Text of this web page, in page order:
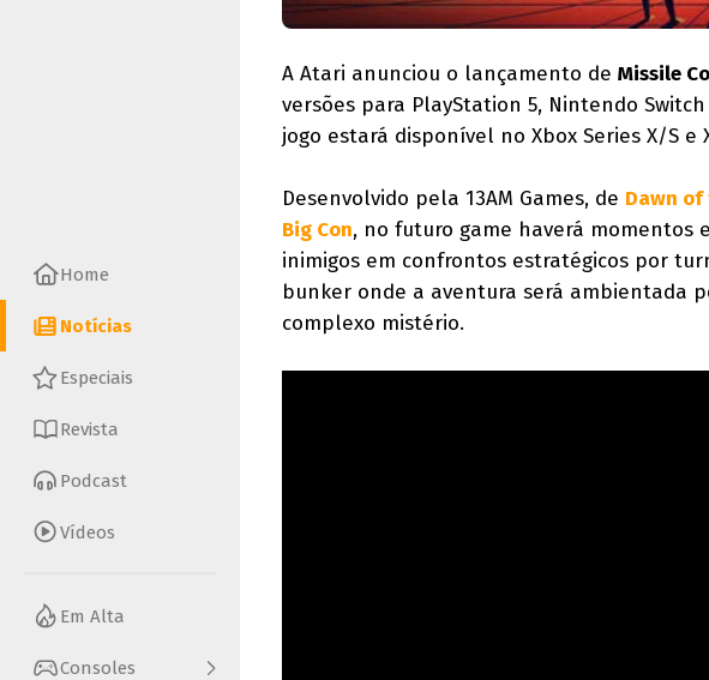
Home
Notícias
Especiais
Revista
Podcast
Vídeos
Em Alta
Consoles
A Atari anunciou o lançamento de Missile
versões para PlayStation 5, Nintendo Switch
jogo estará disponível no Xbox Series X/S e
Desenvolvido pela 13AM Games, de Dawn of
Big Con, no futuro game haverá momentos
inimigos em confrontos estratégicos por
bunker onde a aventura será ambientada
complexo mistério.